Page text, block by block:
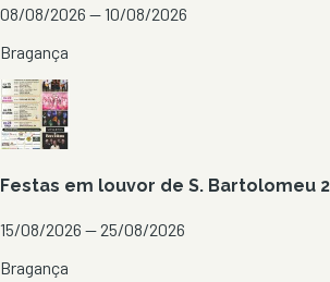
08/08/2026 — 10/08/2026
Bragança
Festas em louvor de S. Bartolomeu
15/08/2026 — 25/08/2026
Bragança